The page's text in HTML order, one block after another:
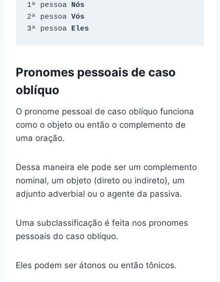
1ª pessoa
2ª pessoa
3ª pessoa Eles
Pronomes pessoais de caso
oblíquo
O pronome pessoal de caso oblíquo funciona
como o objeto ou então o complemento de
uma oração.
Dessa maneira ele pode ser um complemento
nominal, um objeto (direto ou indireto), um
adjunto adverbial ou o agente da passiva.
Uma subclassificação é feita nos pronomes
pessoais do caso oblíquo.
Eles podem ser átonos ou então tônicos.